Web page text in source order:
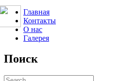
Главная
Контакты
О нас
Галерея
Поиск